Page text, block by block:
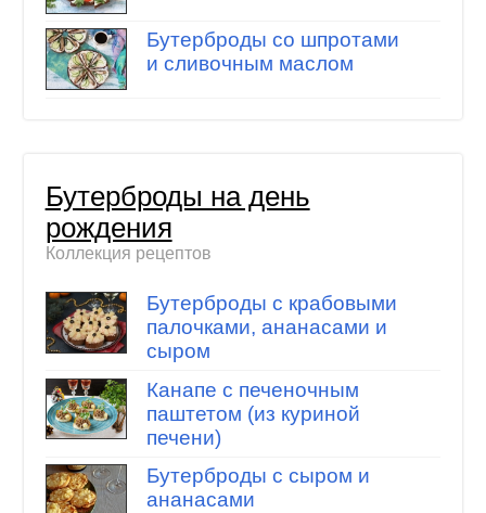
Бутерброды со шпротами
и сливочным маслом
Бутерброды на день
рождения
Коллекция рецептов
Бутерброды с крабовыми
палочками, ананасами и
сыром
Канапе с печеночным
паштетом (из куриной
печени)
Бутерброды с сыром и
ананасами